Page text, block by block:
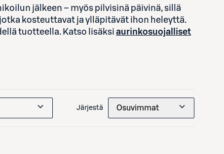
jälkeen – myös pilvisinä päivinä, sillä
kosteuttavat ja ylläpitävät ihon heleyttä.
tuotteella. Katso lisäksi aurinkosuojalliset
Järjestä Osuvimmat